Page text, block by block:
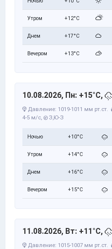
Утром +12°C
Днем +17°C
Вечером +13°C
10.08.2026, Пн: +15°C,
Давление: 1019-1011 мм рт.ст.
4-5 м/с, З,Ю-З
Ночью +10°C
Утром +14°C
Днем +16°C
Вечером +15°C
11.08.2026, Вт: +11°C,
Давление: 1015-1007 мм рт.ст.